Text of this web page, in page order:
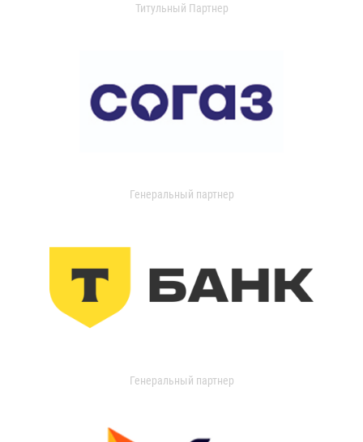
Титульный Партнер
Генеральный партнер
Генеральный партнер